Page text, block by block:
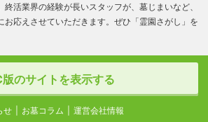
終活業界の経験が長いスタッフが、墓じまいなど、
お応えさせていただきます。ぜひ「霊園さがし」を
版のサイトを表示する
せ お墓コラム 運営会社情報